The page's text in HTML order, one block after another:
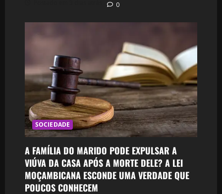
0
SOCIEDADE
A FAMÍLIA DO MARIDO PODE EXPULSAR A
VIÚVA DA CASA APÓS A MORTE DELE? A LEI
MOÇAMBICANA ESCONDE UMA VERDADE QUE
POUCOS CONHECEM